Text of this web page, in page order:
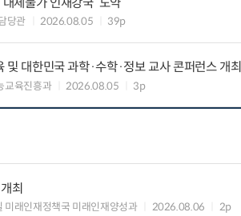
당관 2026.08.05 39p
대한민국 과학·수학·정보 교사 콘퍼런스 개최
교육진흥과 2026.08.05 3p
최
미래인재정책국 미래인재양성과 2026.08.06 2p